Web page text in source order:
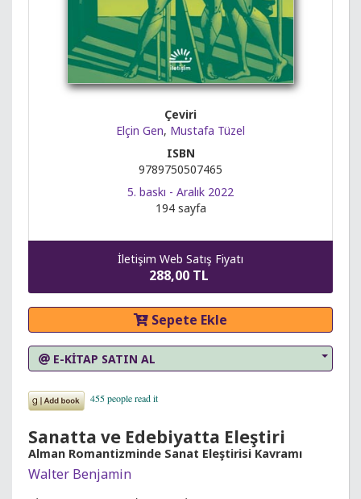
Çeviri
Elçin Gen, Mustafa Tüzel
ISBN
9789750507465
5. baskı - Aralık 2022
194 sayfa
İletişim Web Satış Fiyatı
288,00 TL
Sepete Ekle
E-KİTAP SATIN AL
Sanatta ve Edebiyatta Eleştiri
Alman Romantizminde Sanat Eleştirisi Kavramı
Walter Benjamin